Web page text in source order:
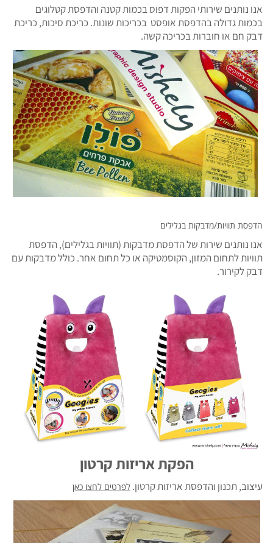
אנו נותנים שירותי הפקות דפוס בכמות קטנה והדפסת קטלוגים
בכמות גדולה בהדפסת אופסט בכריכות שונות. כריכת סיכות, כריכת
דבק חם או חוברות בכריכה קשה.
הדפסת תוויות/מדבקות בגלילים
אנו נותנים שירות של הדפסת מדבקות (תוויות בגלילים), הדפסת
תוויות לתחום המזון, הקוסמטיקה או כל תחום אחר. כולל מדבקות עם
דבק לקירור.
הפקת אריזות קרטון
עיצוב, תכנון והדפסת אריזות קרטון. לפרטים לחצו כאן